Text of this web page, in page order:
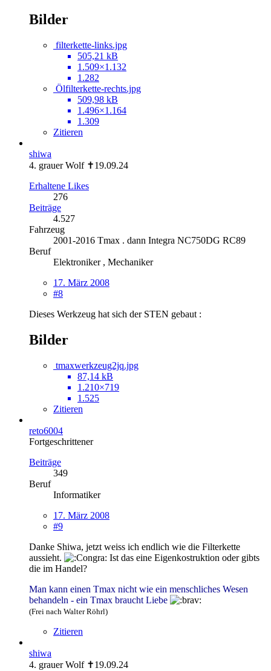
Bilder
filterkette-links.jpg
505,21 kB
1.509×1.132
1.282
Ölfilterkette-rechts.jpg
509,98 kB
1.496×1.164
1.309
Zitieren
shiwa
4. grauer Wolf ✝19.09.24
Erhaltene Likes
276
Beiträge
4.527
Fahrzeug
2001-2016 Tmax . dann Integra NC750DG RC89
Beruf
Elektroniker , Mechaniker
17. März 2008
#8
Dieses Werkzeug hat sich der STEN gebaut :
Bilder
tmaxwerkzeug2jq.jpg
87,14 kB
1.210×719
1.525
Zitieren
reto6004
Fortgeschrittener
Beiträge
349
Beruf
Informatiker
17. März 2008
#9
Danke Shiwa, jetzt weiss ich endlich wie die Filterkette
aussieht.
Ist das eine Eigenkostruktion oder gibts
die im Handel?
Man kann einen Tmax nicht wie ein menschliches Wesen
behandeln - ein Tmax braucht Liebe
(Frei nach Walter Röhrl)
Zitieren
shiwa
4. grauer Wolf ✝19.09.24